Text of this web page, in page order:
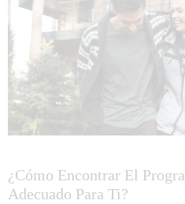
¿Cómo Encontrar El
Adecuado Para Ti?